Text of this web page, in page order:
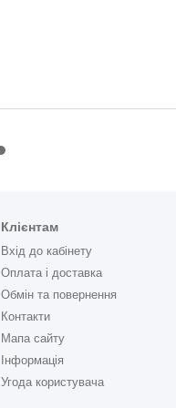
Клієнтам
Вхід до кабінету
Оплата і доставка
Обмін та повернення
Контакти
Мапа сайту
Інформація
Угода користувача